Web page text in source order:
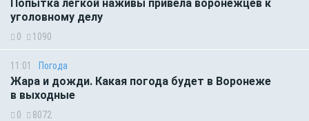
Попытка лёгкой наживы привела воронежцев к
уголовному делу
0 1090
11:01 Погода
Жара и дожди. Какая погода будет в Воронеже
в выходные
0 8072